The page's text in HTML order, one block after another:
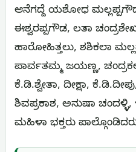
ಆನೆಗದ್ದೆ ಯಶೋಧ
ಈಶ್ವರಪ್ಪಗೌಡ, ಲತಾ
ಹಾರೋಹಿತ್ತಲು, ಶಶಿಕಲಾ
ಪಾರ್ವತಮ್ಮ ಜಯಣ್ಣ,
ಕೆ.ಡಿ.ಶ್ವೇತಾ, ದೀಕ್ಷಾ,
ಶಿವಪ್ರಕಾಶ, ಅನುಷಾ
ಮಹಿಳಾ ಭಕ್ತರು